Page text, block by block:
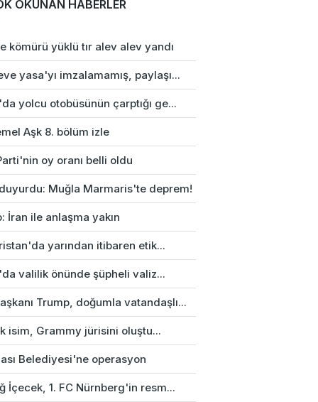
OKUNAN HABERLER
kömürü yüklü tır alev alev yandı
yasa'yı imzalamamış, paylaşı...
yolcu otobüsünün çarptığı ge...
Aşk 8. bölüm izle
oy oranı belli oldu
duyurdu: Muğla Marmaris'te deprem!
İran ile anlaşma yakın
yarından itibaren etik...
valilik önünde şüpheli valiz...
Trump, doğumla vatandaşlı...
isim, Grammy jürisini oluştu...
Belediyesi'ne operasyon
İçecek, 1. FC Nürnberg'in resm...